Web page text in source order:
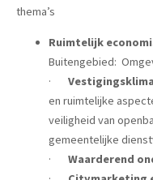
thema’s
Ruimtelijk
Buitengebied:
·
en ruimtelijke
veiligheid van
gemeentelijke
· Waarderend